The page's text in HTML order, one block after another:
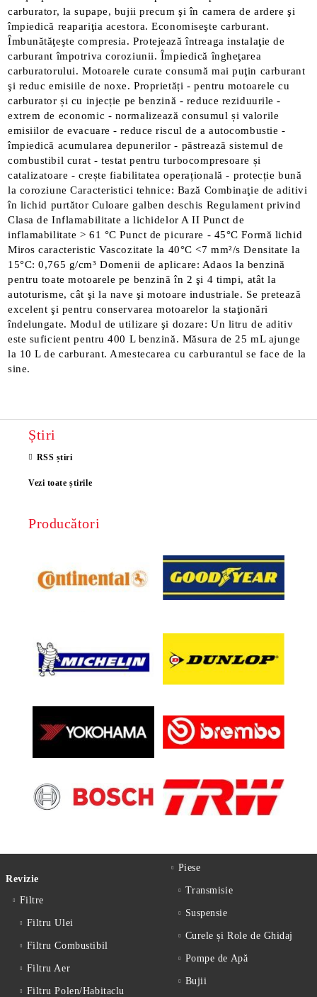
carburator, la supape, bujii precum şi în camera de ardere şi
împiedică reapariţia acestora. Economiseşte carburant.
Îmbunătăţeşte compresia. Protejează întreaga instalaţie de
carburant împotriva coroziunii. Împiedică îngheţarea
carburatorului. Motoarele curate consumă mai puţin carburant
şi reduc emisiile de noxe. Proprietăți - pentru motoarele cu
carburator și cu injecție pe benzină - reduce reziduurile -
extrem de economic - normalizează consumul și valorile
emisiilor de evacuare - reduce riscul de a autocombustie -
împiedică acumularea depunerilor - păstrează sistemul de
combustibil curat - testat pentru turbocompresoare și
catalizatoare - crește fiabilitatea operațională - protecție bună
la coroziune Caracteristici tehnice: Bază Combinaţie de aditivi
în lichid purtător Culoare galben deschis Regulament privind
Clasa de Inflamabilitate a lichidelor A II Punct de
inflamabilitate > 61 °C Punct de picurare - 45°C Formă lichid
Miros caracteristic Vascozitate la 40°C <7 mm²/s Densitate la
15°C: 0,765 g/cm³ Domenii de aplicare: Adaos la benzină
pentru toate motoarele pe benzină în 2 şi 4 timpi, atât la
autoturisme, cât şi la nave şi motoare industriale. Se pretează
excelent şi pentru conservarea motoarelor la staţionări
îndelungate. Modul de utilizare şi dozare: Un litru de aditiv
este suficient pentru 400 L benzină. Măsura de 25 mL ajunge
la 10 L de carburant. Amestecarea cu carburantul se face de la
sine.
Știri
RSS știri
Vezi toate știrile
Producători
Revizie
Filtre
Filtru Ulei
Filtru Combustibil
Filtru Aer
Filtru Polen/Habitaclu
Piese
Transmisie
Suspensie
Curele și Role de Ghidaj
Pompe de Apă
Bujii